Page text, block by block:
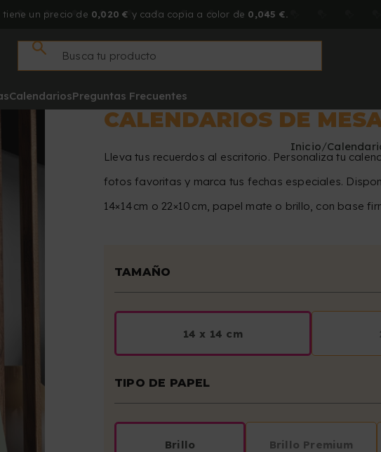
un precio de 0,020 € y cada copia a color de 0,045 €.
CalendariosPreguntas Frecuentes
Inicio
CALENDARIOS DE
Lleva tus recuerdos al escritorio. Personaliza tu
fotos favoritas y marca tus fechas especiales.
14×14 cm o 22×10 cm, papel mate o brillo, con base
TAMAÑO
14 x 14 cm
TIPO DE PAPEL
Brillo Brillo Premium